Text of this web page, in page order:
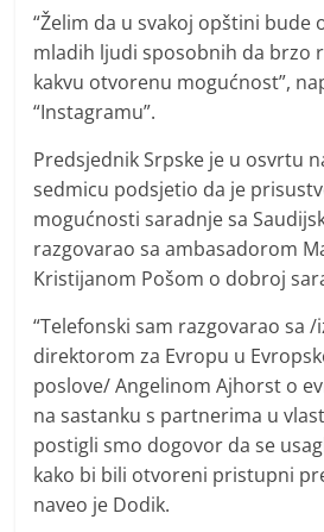
s
t
i
“Želim da u svakoj opštini bude
mladih ljudi sposobnih da brzo
kakvu otvorenu mogućnost”,
“Instagramu”.
Predsjednik Srpske je u osvrtu
sedmicu podsjetio da je
mogućnosti saradnje sa
razgovarao sa ambasadorom
Kristijanom Pošom o dobroj
“Telefonski sam razgovarao sa
direktorom za Evropu u
poslove/ Angelinom Ajhorst o
na sastanku s partnerima u
postigli smo dogovor da se
kako bi bili otvoreni pristupni
naveo je Dodik.